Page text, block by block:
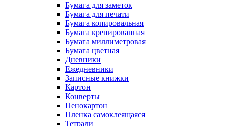
Бумага для заметок
Бумага для печати
Бумага копировальная
Бумага крепированная
Бумага миллиметровая
Бумага цветная
Дневники
Ежедневники
Записные книжки
Картон
Конверты
Пенокартон
Пленка самоклеящаяся
Тетради